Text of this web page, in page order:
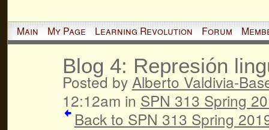
Main My Page Learning Revolution Forum
Blog 4: Represión
Posted by Alberto Valdivia-
12:12am in SPN 313 Spring
Back to SPN 313 Spring